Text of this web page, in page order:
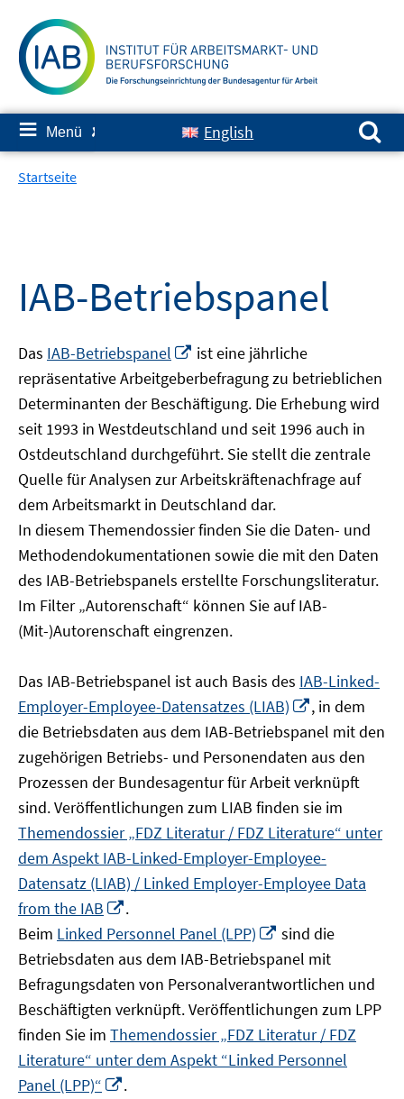
zum
Inhalt
≡ Menü ✘ English
Suchen nach:
Startseite
IAB-Betriebspanel
Das IAB-Betriebspanel
In
neuem
Fenster
öffnen
ist eine jährliche
repräsentative Arbeitgeberbefragung zu betrieblichen
Determinanten der Beschäftigung. Die Erhebung wird
seit 1993 in Westdeutschland und seit 1996 auch in
Ostdeutschland durchgeführt. Sie stellt die zentrale
Quelle für Analysen zur Arbeitskräftenachfrage auf
dem Arbeitsmarkt in Deutschland dar.
In diesem Themendossier finden Sie die Daten- und
Methodendokumentationen sowie die mit den Daten
des IAB-Betriebspanels erstellte Forschungsliteratur.
Im Filter „Autorenschaft“ können Sie auf IAB-
(Mit-)Autorenschaft eingrenzen.
Das IAB-Betriebspanel ist auch Basis des IAB-Linked-
Employer-Employee-Datensatzes (LIAB)
In
neuem
Fenster
öffnen
, in dem
die Betriebsdaten aus dem IAB-Betriebspanel mit den
zugehörigen Betriebs- und Personendaten aus den
Prozessen der Bundesagentur für Arbeit verknüpft
sind. Veröffentlichungen zum LIAB finden sie im
Themendossier „FDZ Literatur / FDZ Literature“ unter
dem Aspekt IAB-Linked-Employer-Employee-
Datensatz (LIAB) / Linked Employer-Employee Data
from the IAB
neuem
Fenster
öffnen
.
Beim Linked Personnel Panel (LPP)
In
neuem
Fenster
öffnen
sind die
Betriebsdaten aus dem IAB-Betriebspanel mit
Befragungsdaten von Personalverantwortlichen und
Beschäftigten verknüpft. Veröffentlichungen zum LPP
finden Sie im Themendossier „FDZ Literatur / FDZ
Literature“ unter dem Aspekt “Linked Personnel
Panel (LPP)“
.